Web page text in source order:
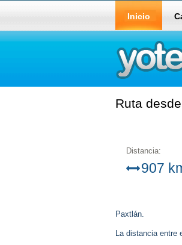
Inicio
Ruta
Distancia:
907
Paxtlán.
La distancia entre